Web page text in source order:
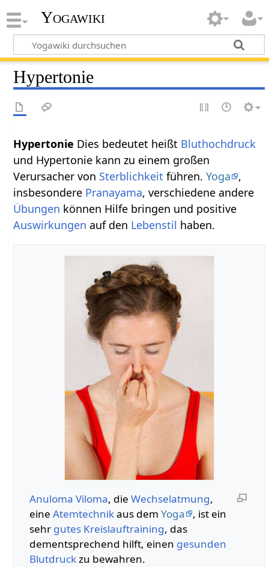
Yogawiki
Hypertonie
Hypertonie Dies bedeutet heißt Bluthochdruck
und Hypertonie kann zu einem großen
Verursacher von Sterblichkeit führen.Yoga
,
insbesondere Pranayama, verschiedene andere
Übungen können Hilfe bringen und positive
Auswirkungen auf den Lebenstil haben.
Anuloma Viloma, die Wechselatmung,
eine Atemtechnikaus dem Yoga
, ist ein
sehr gutes Kreislauftraining, das
dementsprechend hilft, einen gesunden
Blutdruckzu bewahren.